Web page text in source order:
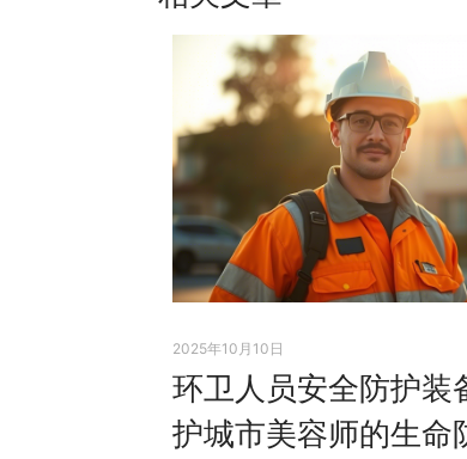
2025年10月10日
环卫人员安全防护装
护城市美容师的生命